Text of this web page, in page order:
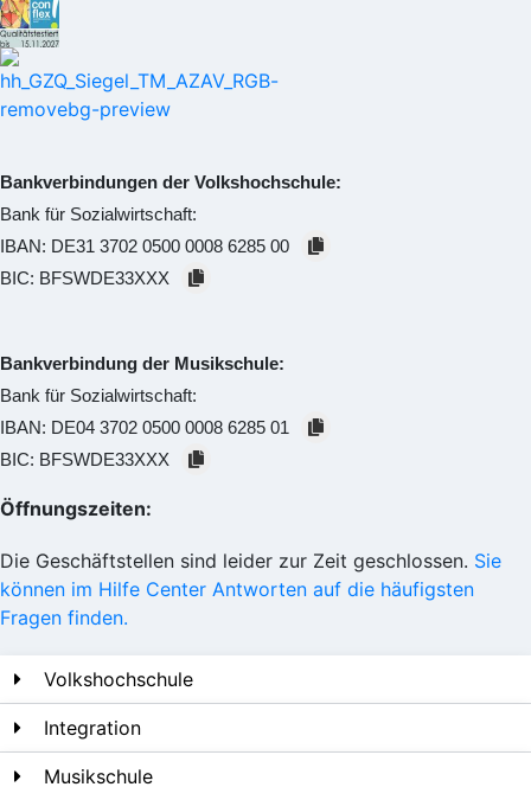
Bankverbindungen der Volkshochschule:
Bank für Sozialwirtschaft:
IBAN: DE31 3702 0500 0008 6285 00
BIC: BFSWDE33XXX
Bankverbindung der Musikschule:
Bank für Sozialwirtschaft:
IBAN: DE04 3702 0500 0008 6285 01
BIC: BFSWDE33XXX
Öffnungszeiten:
Die Geschäftstellen sind leider zur Zeit geschlossen. Sie
können im Hilfe Center Antworten auf die häufigsten
Fragen finden.
Volkshochschule
Integration
Musikschule